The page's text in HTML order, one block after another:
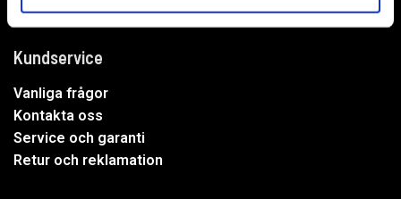
Kundservice
Vanliga frågor
Kontakta oss
Service och garanti
Retur och reklamation